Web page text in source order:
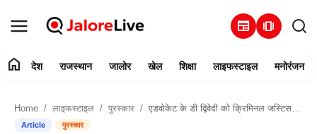
newspaper amp_stories
संपर्क करें
home देश राजस्थान जालोर खेल शिक्षा लाइफस्टाइल मनोरंजन
Home लाइफस्टाइल पुरस्कार एडवोकेट के डी द्विवेदी को क्रिमिनल जस्टिस के लिए मानद उपाधि से सम्मानित किया गया कौशांबी
Article पुरस्कार